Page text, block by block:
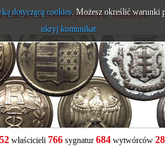
Polskich Kolekcjonerów Guzików
właścicieli 766sygnatur 684wytwórców
dotyczącą cookies. Możesz określić warunki
ukryj komunikat